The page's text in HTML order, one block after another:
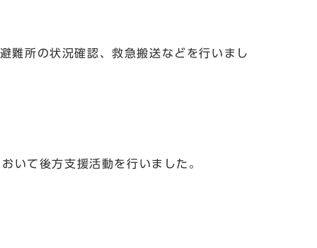
所の状況確認、救急搬送などを行いまし
て後方支援活動を行いました。